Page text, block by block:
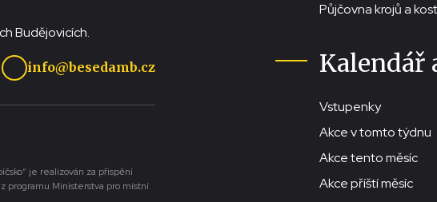
Budějovicích.
info@besedamb.cz
je realizován za přispění
programu Ministerstva pro místní
Půjčovna krojů a
Kalendář
Vstupenky
Akce v tomto týdnu
Akce tento měsíc
Akce příští měsíc